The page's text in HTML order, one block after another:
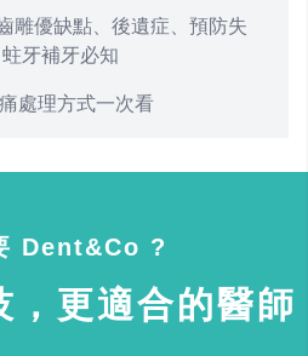
雕優缺點、後遺症、預防失
牙補牙必知
處理方式一次看
Dent&Co ?
，更適合的醫師